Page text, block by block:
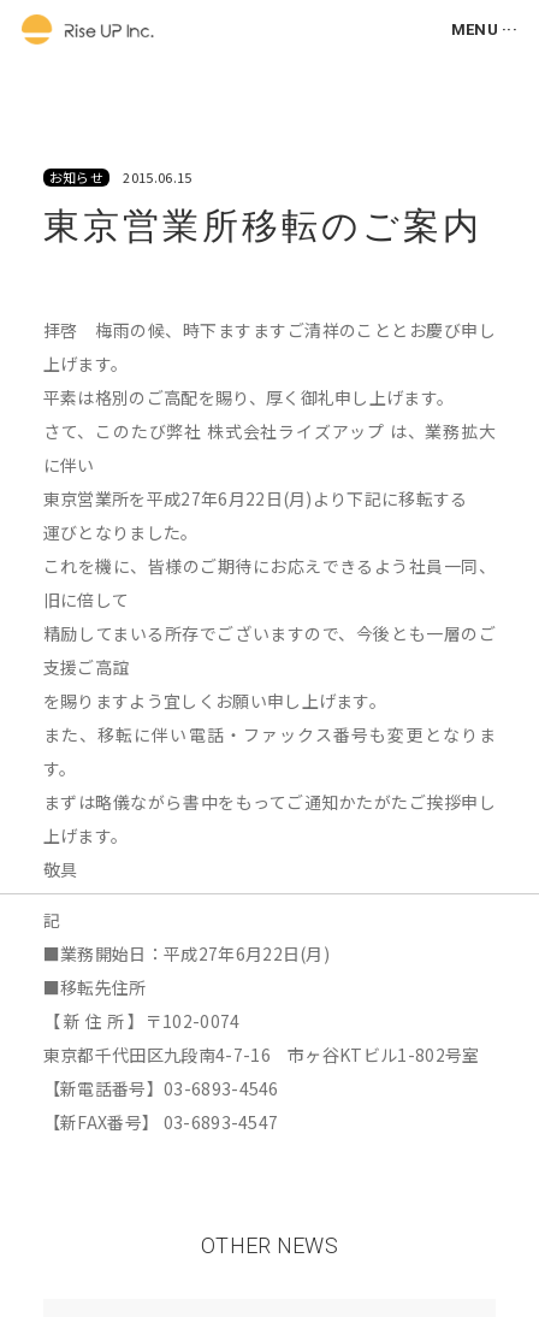
MENU ···
お知らせ 2015.06.15
東京営業所移転のご案内
拝啓 梅雨の候、時下ますますご清祥のこととお慶び申し
上げます。
平素は格別のご高配を賜り、厚く御礼申し上げます。
さて、このたび弊社 株式会社ライズアップ は、業務拡大
に伴い
東京営業所を平成27年6月22日(月)より下記に移転する
運びとなりました。
これを機に、皆様のご期待にお応えできるよう社員一同、
旧に倍して
精励してまいる所存でございますので、今後とも一層のご
支援ご高誼
を賜りますよう宜しくお願い申し上げます。
また、移転に伴い電話・ファックス番号も変更となりま
す。
まずは略儀ながら書中をもってご通知かたがたご挨拶申し
上げます。
敬具
記
■業務開始日：平成27年6月22日(月)
■移転先住所
【 新 住 所 】〒102-0074
東京都千代田区九段南4-7-16 市ヶ谷KTビル1-802号室
【新電話番号】03-6893-4546
【新FAX番号】 03-6893-4547
OTHER NEWS